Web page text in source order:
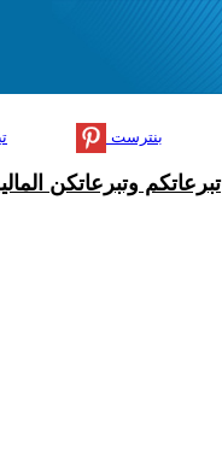
بنترست
تبرعاتكم وتبرعاتكن